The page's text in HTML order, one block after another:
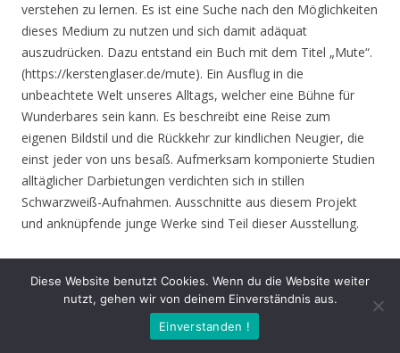
verstehen zu lernen. Es ist eine Suche nach den Möglichkeiten
dieses Medium zu nutzen und sich damit adäquat
auszudrücken. Dazu entstand ein Buch mit dem Titel „Mute“.
(https://kerstenglaser.de/mute). Ein Ausflug in die
unbeachtete Welt unseres Alltags, welcher eine Bühne für
Wunderbares sein kann. Es beschreibt eine Reise zum
eigenen Bildstil und die Rückkehr zur kindlichen Neugier, die
einst jeder von uns besaß. Aufmerksam komponierte Studien
alltäglicher Darbietungen verdichten sich in stillen
Schwarzweiß-Aufnahmen. Ausschnitte aus diesem Projekt
und anknüpfende junge Werke sind Teil dieser Ausstellung.
: 17.06. – 01.08.21, geöffnet Mo. – Do. 8.30 – 16.00 Uhr,
Fr. 8.30 – 14.00 Uhr und nach Vereinbarung (durch Tagungen
Diese Website benutzt Cookies. Wenn du die Website weiter
nutzt, gehen wir von deinem Einverständnis aus.
Einverstanden !